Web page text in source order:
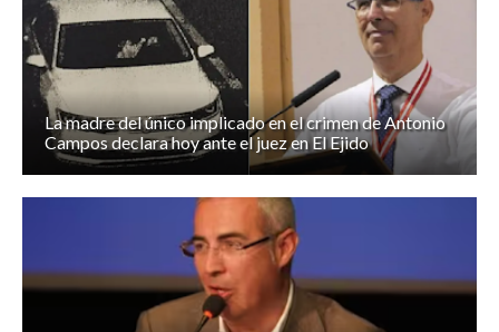
La madre del único implicado en el crimen de Antonio
Campos declara hoy ante el juez en El Ejido